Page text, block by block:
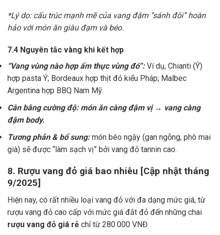
*Lý do: cấu trúc mạnh mẽ của vang đậm “sánh đôi” hoàn
hảo với món ăn giàu đạm và béo.
7.4 Nguyên tắc vàng khi kết hợp
“Vang vùng nào hợp ẩm thực vùng đó”:Ví dụ, Chianti (Ý)
hợp pasta Ý; Bordeaux hợp thịt đỏ kiểu Pháp; Malbec
Argentina hợp BBQ Nam Mỹ.
Cân bằng cường độ: món ăn càng đậm vị → vang càng
đậm body.
Tương phản & bổ sung:món béo ngậy (gan ngỗng, phô mai
già) sẽ được “làm sạch vị” bởi vang đỏ tannin cao.
8. Rượu vang đỏ giá bao nhiêu [Cập nhật tháng
9/2025]
Hiện nay, có rất nhiều loại vang đỏ với đa dạng mức giá, từ
rượu vang đỏ cao cấp với mức giá đắt đỏ đến những chai
rượu vang đỏ giá rẻ chỉ từ 280.000 VNĐ.